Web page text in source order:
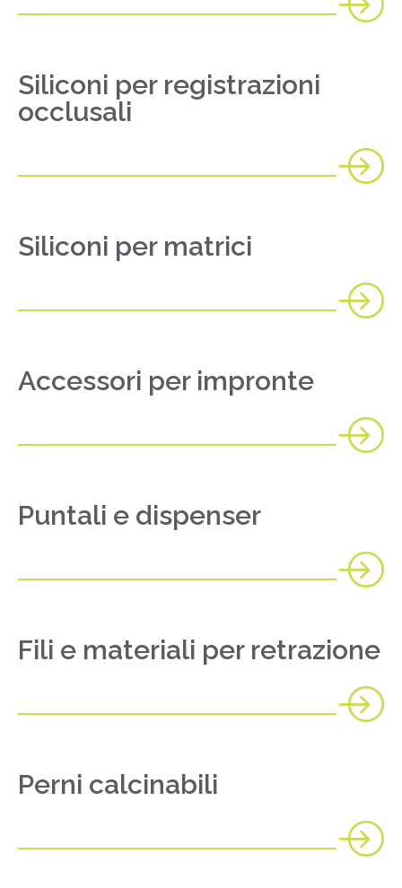
Siliconi per registrazioni
occlusali
Siliconi per matrici
Accessori per impronte
Puntali e dispenser
Fili e materiali per retrazione
Perni calcinabili